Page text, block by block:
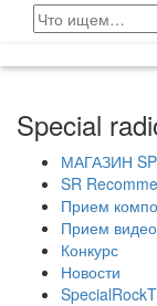
Search
for:
Special
МАГАЗИН
SR
Прием
Прием
Конкурс
Новости